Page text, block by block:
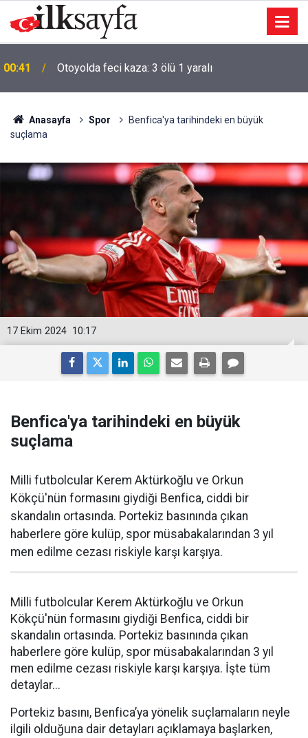
00:41 Otoyolda feci kaza: 3 ölü 1 yaralı
Anasayfa Spor
Benfica'ya tarihindeki en büyük
suçlama
10:17
17 Ekim 2024
Benfica'ya tarihindeki en büyük
suçlama
Milli futbolcular Kerem Aktürkoğlu ve Orkun
Kökçü'nün formasını giydiği Benfica, ciddi bir
skandalın ortasında. Portekiz basınında çıkan
haberlere göre kulüp, spor müsabakalarından 3 yıl
men edilme cezası riskiyle karşı karşıya.
Milli futbolcular Kerem Aktürkoğlu ve Orkun
Kökçü'nün formasını giydiği Benfica, ciddi bir
skandalın ortasında. Portekiz basınında çıkan
haberlere göre kulüp, spor müsabakalarından 3 yıl
men edilme cezası riskiyle karşı karşıya. İşte tüm
detaylar...
Portekiz basını, Benfica’ya yönelik suçlamaların neyle
ilgili olduğuna dair detayları açıklamaya başlarken,